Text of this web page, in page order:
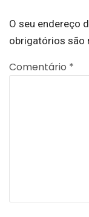
O seu endereço
obrigatórios são
Comentário *